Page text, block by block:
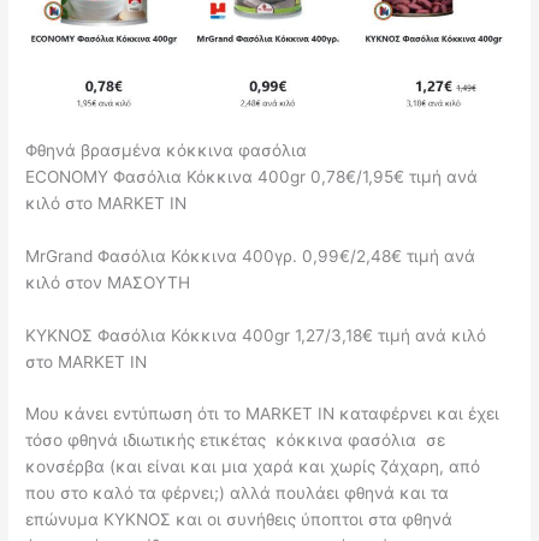
Φθηνά βρασμένα κόκκινα φασόλια
ECONOMY Φασόλια Κόκκινα 400gr 0,78€/1,95€ τιμή ανά
κιλό στο MARKET IN
MrGrand Φασόλια Κόκκινα 400γρ. 0,99€/2,48€ τιμή ανά
κιλό στον ΜΑΣΟΥΤΗ
ΚΥΚΝΟΣ Φασόλια Κόκκινα 400gr 1,27/3,18€ τιμή ανά κιλό
στο MARKET IN
Μου κάνει εντύπωση ότι το MARKET IN καταφέρνει και έχει
τόσο φθηνά ιδιωτικής ετικέτας κόκκινα φασόλια σε
κονσέρβα (και είναι και μια χαρά και χωρίς ζάχαρη, από
που στο καλό τα φέρνει;) αλλά πουλάει φθηνά και τα
επώνυμα ΚΥΚΝΟΣ και οι συνήθεις ύποπτοι στα φθηνά